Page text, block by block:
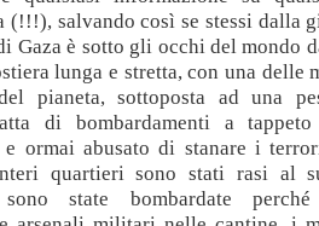
(!!!), salvando così se stessi dalla
Gaza è sotto gli occhi del mondo
lunga e stretta, con una delle
pianeta, sottoposta ad una
di bombardamenti a
e ormai abusato di stanare i
quartieri sono stati rasi al
sono state bombardate